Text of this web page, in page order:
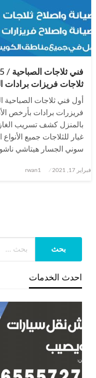
ثلاجات فريزات برادات
أول فني ثلاجات الصباحية
فريزرات برادات بأرخص
بالمنزل كشف تسريب
غيار للثلاجات جميع
سوني الجسار هيتاشي
نُشر
فبراير 17, 2021 rwan1
احدث الخدمات